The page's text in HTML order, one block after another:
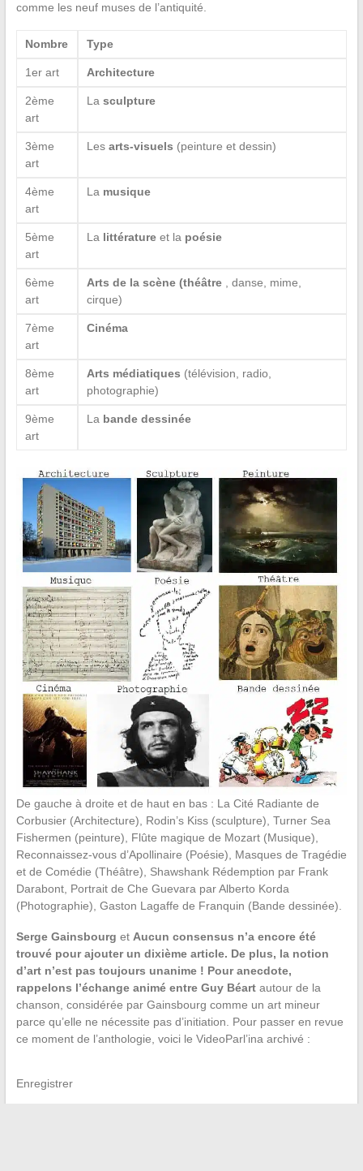
comme les neuf muses de l’antiquité.
Nombre Type
1er art Architecture
2ème
art
La sculpture
3ème
art
Les arts-visuels (peinture et dessin)
4ème
art
La musique
5ème
art
La littératureet la poésie
6ème
art
Arts de la scène (théâtre, danse, mime,
cirque)
7ème
art
Cinéma
8ème
art
Arts médiatiques (télévision, radio,
photographie)
9ème
art
La bande dessinée
De gauche à droite et de haut en bas : La Cité Radiante de
Corbusier (Architecture), Rodin’s Kiss (sculpture), Turner Sea
Fishermen (peinture), Flûte magique de Mozart (Musique),
Reconnaissez-vous d’Apollinaire (Poésie), Masques de Tragédie
et de Comédie (Théâtre), Shawshank Rédemption par Frank
Darabont, Portrait de Che Guevara par Alberto Korda
(Photographie), Gaston Lagaffe de Franquin (Bande dessinée).
Serge Gainsbourg et Aucun consensus n’a encore été
trouvé pour ajouter un dixième article. De plus, la notion
d’art n’est pas toujours unanime ! Pour anecdote,
rappelons l’échange animé entre Guy Béartautour de la
chanson, considérée par Gainsbourg comme un art mineur
parce qu’elle ne nécessite pas d’initiation. Pour passer en revue
ce moment de l’anthologie, voici le VideoParl’ina archivé :
Enregistrer